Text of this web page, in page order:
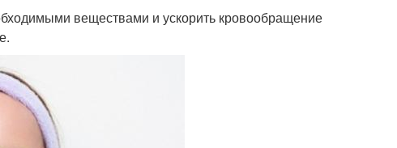
веществами и ускорить кровообращение